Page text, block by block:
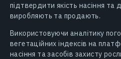
підтвердити якість насіння та
виробляють та продають.
Використовуючи аналітику
вегетаційних індексів на
насіння та засобів захисту